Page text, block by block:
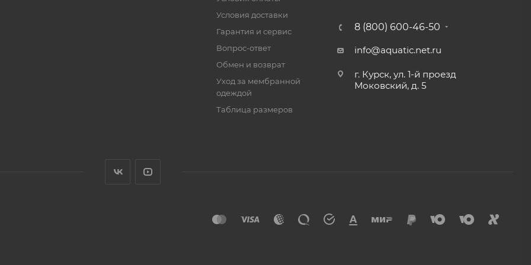
модель RONIN AS-10YM (цвет линз: желтый, зеркальное
Условия доставки
Гарантия и сервис
Вопрос-ответ
Обмен и возврат
Уход за мембранной
одеждой
Таблица размеров
8 (800) 600-46-50
info@aquatic.net.ru
г. Курск, ул. 1-й проезд
Моковский, д. 5